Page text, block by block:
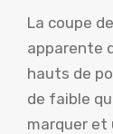
La coupe
apparente
hauts de
de faible
marquer et